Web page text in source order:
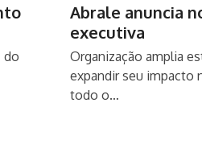
do
Abrale anuncia
executiva
Organização amplia
expandir seu impacto
todo o…